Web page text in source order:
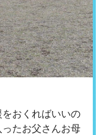
おくればいいの
たお父さんお母